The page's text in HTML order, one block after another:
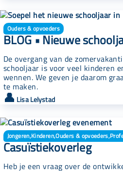
Ouders & opvoeders
BLOG • Nieuwe
De overgang van de
schooljaar is voor veel kinderen
wennen. We geven je daarom
te maken.
👤 Lisa Lelystad
Jongeren,Kinderen,Ouders & opvoeders,
Casuïstiekoverleg
Heb je een vraag over de